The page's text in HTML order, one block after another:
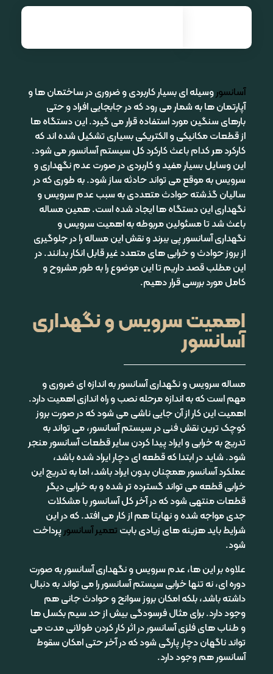
نصب و راه اندازی انواع آسانسور| آرنیک آسانسور
آسانسوروسیله ای بسیار کاربردی و ضروری در ساختمان ها و
آپارتمان ها به شمار می رود که در جابجایی افراد و حتی
بارهای سنگین مورد استفاده قرار می گیرد. این دستگاه ها
از قطعات مکانیکی و الکتریکی بسیاری تشکیل شده اند که
کارکرد هر کدام باعث کارکرد کل سیستم آسانسور می شود.
این وسایل بسیار مفید و کاربردی در صورت عدم نگهداری و
سرویس به موقع می تواند حادثه ساز شود. به طوری که در
سالیان گذشته حوادث متعددی به سبب عدم سرویس و
نگهداری این دستگاه ها ایجاد شده است. همین مساله
باعث شد تا مسئولین مربوطه به اهمیت سرویس و
نگهداری آسانسور پی ببرند و نقش این مساله را در جلوگیری
از بروز حوادث و خرابی های متعدد غیر قابل انکار بدانند. در
این مطلب قصد داریم تا این موضوع را به طور مشروح و
کامل مورد بررسی قرار دهیم.
اهمیت سرویس و نگهداری
آسانسور
مساله سرویس و نگهداری آسانسور به اندازه ای ضروری و
مهم است که به اندازه مرحله نصب و راه اندازی اهمیت دارد.
اهمیت این کار از آن جایی ناشی می شود که در صورت بروز
کوچک ترین نقش فنی در سیستم آسانسور، می تواند به
تدریج به خرابی و ایراد پیدا کردن سایر قطعات آسانسور منجر
شود. شاید در ابتدا که قطعه ای دچار ایراد شده باشد،
عملکرد آسانسور همچنان بدون ایراد باشد، اما به تدریج این
خرابی قطعه می تواند گسترده تر شده و به خرابی دیگر
قطعات منتهی شود که در آخر کل آسانسور با مشکلات
جدی مواجه شده و نهایتا هم از کار می افتد. که در این
شرایط باید هزینه های زیادی بابت تعمیرآسانسورپرداخت
شود.
علاوه بر این ها، عدم سرویس و نگهداری آسانسور به صورت
دوره ای، نه تنها خرابی سیستم آسانسور را می تواند به دنبال
داشته باشد، بلکه امکان بروز سوانح و حوادث جانی هم
وجود دارد. برای مثال فرسودگی بیش از حد سیم بکسل ها
و طناب های فلزی آسانسور در اثر کار کردن طولانی مدت می
تواند ناگهان دچار پارگی شود که در آخر حتی امکان سقوط
آسانسور هم وجود دارد.